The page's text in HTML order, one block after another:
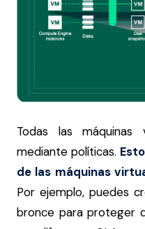
Todas las máquinas
mediante políticas.
de las máquinas
Por ejemplo, puedes
bronce para proteger